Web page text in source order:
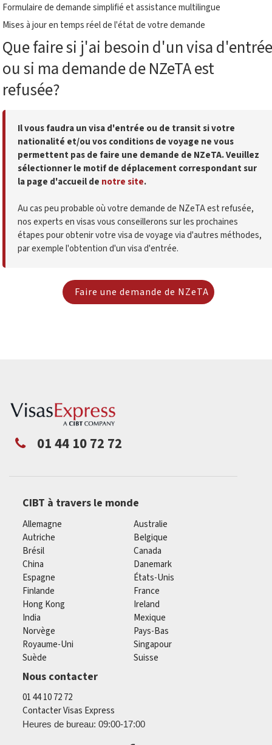
Formulaire de demande simplifié et assistance multilingue
Mises à jour en temps réel de l'état de votre demande
Que faire si j'ai besoin d'un visa d'entrée
ou si ma demande de NZeTA est
refusée?
Il vous faudra un visa d'entrée ou de transit si votre
nationalité et/ou vos conditions de voyage ne vous
permettent pas de faire une demande de NZeTA. Veuillez
sélectionner le motif de déplacement correspondant sur
la page d'accueil de notre site.
Au cas peu probable où votre demande de NZeTA est refusée,
nos experts en visas vous conseillerons sur les prochaines
étapes pour obtenir votre visa de voyage via d'autres méthodes,
par exemple l'obtention d'un visa d'entrée.
Faire une demande de NZeTA
01 44 10 72 72
CIBT à travers le monde
Allemagne
Australie
Autriche
Belgique
Brésil
Canada
China
Danemark
Espagne
États-Unis
Finlande
France
Hong Kong
Ireland
India
Mexique
Norvège
Pays-Bas
Royaume-Uni
Singapour
Suède
Suisse
Nous contacter
01 44 10 72 72
Contacter Visas Express
Heures de bureau: 09:00-17:00